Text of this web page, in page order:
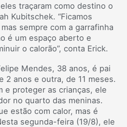
traçaram como destino o
Kubitschek. “Ficamos
sempre com a garrafinha
é um espaço aberto e
o calorão”, conta Erick.
Mendes, 38 anos, é pai
2 anos e outra, de 11 meses.
e proteger as crianças, ele
no quarto das meninas.
estão com calor, mas é
segunda-feira (19/8), ele